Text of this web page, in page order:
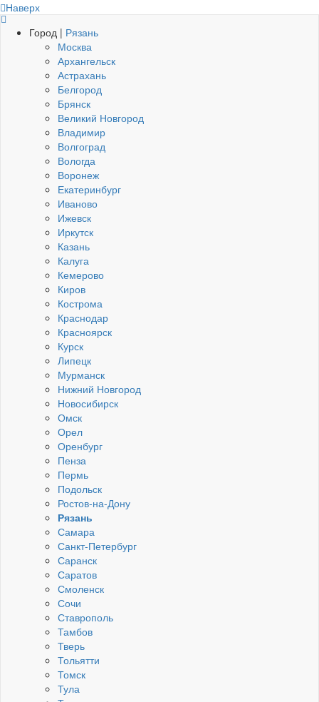
Наверх
Город | Рязань
Москва
Архангельск
Астрахань
Белгород
Брянск
Великий Новгород
Владимир
Волгоград
Вологда
Воронеж
Екатеринбург
Иваново
Ижевск
Иркутск
Казань
Калуга
Кемерово
Киров
Кострома
Краснодар
Красноярск
Курск
Липецк
Мурманск
Нижний Новгород
Новосибирск
Омск
Орел
Оренбург
Пенза
Пермь
Подольск
Ростов-на-Дону
Рязань
Самара
Санкт-Петербург
Саранск
Саратов
Смоленск
Сочи
Ставрополь
Тамбов
Тверь
Тольятти
Томск
Тула